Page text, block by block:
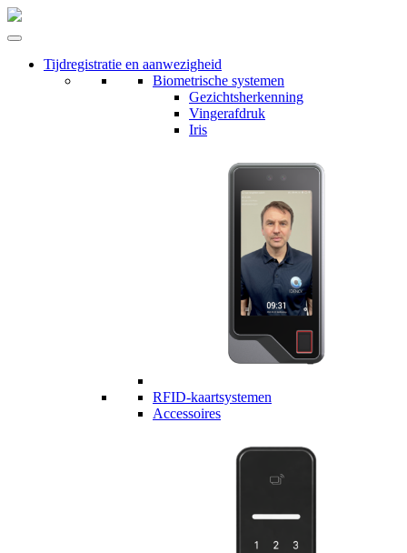
Tijdregistratie en aanwezigheid
Biometrische systemen
Gezichtsherkenning
Vingerafdruk
Iris
RFID-kaartsystemen
Accessoires